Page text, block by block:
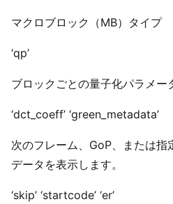
マクロブロック（MB）タイプ
‘qp’
ブロックごとの量子化パラメー
‘dct_coeff’ ‘green_metadata’
次のフレーム、GoP、または指
データを表示します。
‘skip’ ‘startcode’ ‘er’